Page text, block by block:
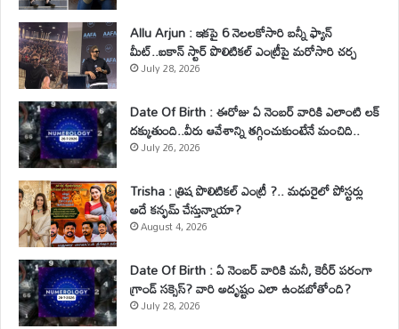
Allu Arjun : ఇకపై 6 నెలలకోసారి బన్నీ ఫ్యాన్
మీట్..ఐకాన్ స్టార్ పొలిటికల్ ఎంట్రీపై మరోసారి చర్చ
July 28, 2026
Date Of Birth : ఈరోజు ఏ నెంబర్ వారికి ఎలాంటి లక్
దక్కుతుంది..వీరు ఆవేశాన్ని తగ్గించుకుంటేనే మంచిది..
July 26, 2026
Trisha : త్రిష పొలిటికల్ ఎంట్రీ ?.. మధురైలో పోస్టర్లు
అదే కన్ఫమ్ చేస్తున్నాయా?
August 4, 2026
Date Of Birth : ఏ నెంబర్ వారికి మనీ, కెరీర్ పరంగా
గ్రాండ్ సక్సెస్? వారి అదృష్టం ఎలా ఉండబోతోంది?
July 28, 2026